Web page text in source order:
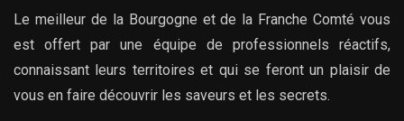
Le meilleur de la Bourgogne et de la Franche Comté vous
est offert par une équipe de professionnels réactifs,
connaissant leurs territoires et qui se feront un plaisir de
vous en faire découvrir les saveurs et les secrets.